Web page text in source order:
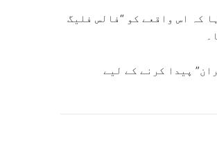
کہ اس واقعے کو “فالس فلیگ
پیدا کرنے کے لیے